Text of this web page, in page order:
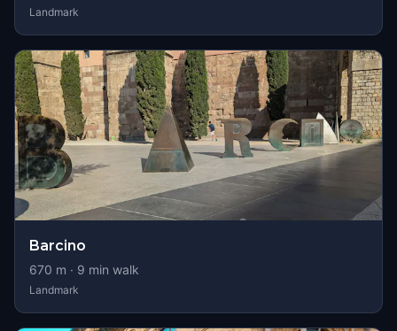
Landmark
Barcino
670 m · 9 min walk
Landmark